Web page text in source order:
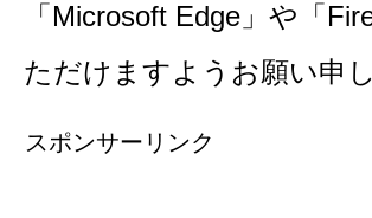
「Microsoft Edge」や「
ただけますようお願い申
スポンサーリンク